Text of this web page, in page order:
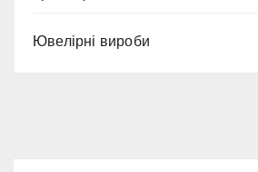
Ювелірні вироби